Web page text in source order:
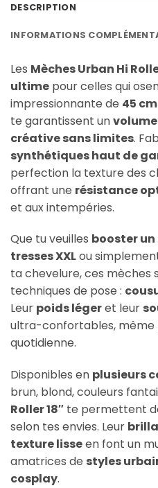
DESCRIPTION
INFORMATIONS
Les Mèches Urban Hi
ultime pour celles qui
impressionnante de 45
te garantissent un
créative sans limites.
synthétiques haut de
perfection la texture des
offrant une résistance
et aux intempéries.
Que tu veuilles booster
tresses XXLou
ta chevelure, ces mèches
techniques de pose :
Leur poids légeret leur
ultra-confortables, même
quotidienne.
Disponibles en plusieurs
brun, blond, couleurs
Roller 18″ te permettent
selon tes envies. Leur
texture lisseen font un
amatrices de styles
cosplay.